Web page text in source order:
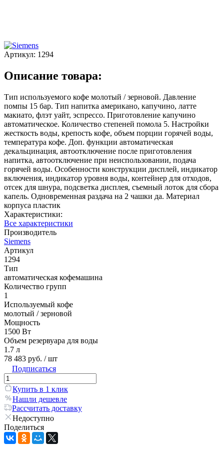
Артикул: 1294
Описание товара:
Тип используемого кофе молотый / зерновой. Давление
помпы 15 бар. Тип напитка американо, капучино, латте
макиато, флэт уайт, эспрессо. Приготовление капучино
автоматическое. Количество степеней помола 5. Настройки
жесткость воды, крепость кофе, объем порции горячей воды,
температура кофе. Доп. функции автоматическая
декальцинация, автоотключение после приготовления
напитка, автоотключение при неиспользовании, подача
горячей воды. Особенности конструкции дисплей, индикатор
включения, индикатор уровня воды, контейнер для отходов,
отсек для шнура, подсветка дисплея, съемный лоток для сбора
капель. Одновременная раздача на 2 чашки да. Материал
корпуса пластик
Характеристики:
Все характеристики
Производитель
Siemens
Артикул
1294
Тип
автоматическая кофемашина
Количество групп
1
Используемый кофе
молотый / зерновой
Мощность
1500 Вт
Объем резервуара для воды
1.7 л
78 483 руб. / шт
Подписаться
Купить в 1 клик
Нашли дешевле
Рассчитать доставку
Недоступно
Поделиться